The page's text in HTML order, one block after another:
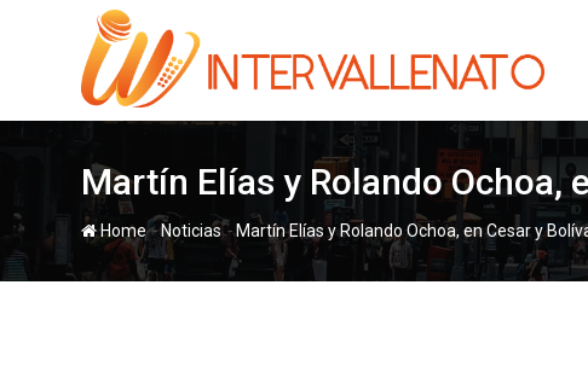
Martín Elías y Rolando Ochoa,
Home-Noticias-Martín Elías y Rolando Ochoa, en Cesar y